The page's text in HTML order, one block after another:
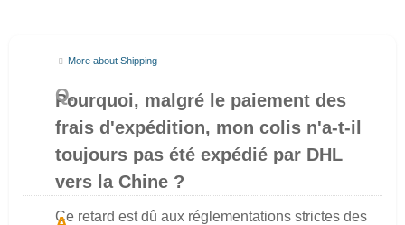
More about Shipping
Pourquoi, malgré le paiement des
frais d'expédition, mon colis n'a-t-il
toujours pas été expédié par DHL
vers la Chine ?
Ce retard est dû aux réglementations strictes des